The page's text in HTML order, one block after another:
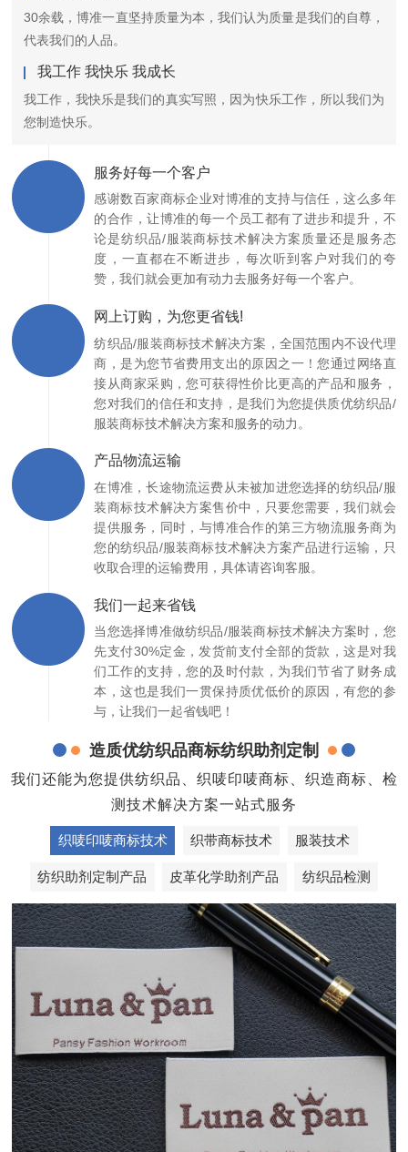
30余载，博准一直坚持质量为本，我们认为质量是我们的自尊，
代表我们的人品。
我工作 我快乐 我成长
我工作，我快乐是我们的真实写照，因为快乐工作，所以我们为
您制造快乐。
服务好每一个客户
感谢数百家商标企业对博准的支持与信任，这么多年
的合作，让博准的每一个员工都有了进步和提升，不
论是纺织品/服装商标技术解决方案质量还是服务态
度，一直都在不断进步，每次听到客户对我们的夸
赞，我们就会更加有动力去服务好每一个客户。
网上订购，为您更省钱!
纺织品/服装商标技术解决方案，全国范围内不设代理
商，是为您节省费用支出的原因之一！您通过网络直
接从商家采购，您可获得性价比更高的产品和服务，
您对我们的信任和支持，是我们为您提供质优纺织品/
服装商标技术解决方案和服务的动力。
产品物流运输
在博准，长途物流运费从未被加进您选择的纺织品/服
装商标技术解决方案售价中，只要您需要，我们就会
提供服务，同时，与博准合作的第三方物流服务商为
您的纺织品/服装商标技术解决方案产品进行运输，只
收取合理的运输费用，具体请咨询客服。
我们一起来省钱
当您选择博准做纺织品/服装商标技术解决方案时，您
先支付30%定金，发货前支付全部的货款，这是对我
们工作的支持，您的及时付款，为我们节省了财务成
本，这也是我们一贯保持质优低价的原因，有您的参
与，让我们一起省钱吧！
造质优纺织品商标纺织助剂定制
我们还能为您提供纺织品、织唛印唛商标、织造商标、检
测技术解决方案一站式服务
织唛印唛商标技术 织带商标技术 服装技术
纺织助剂定制产品 皮革化学助剂产品 纺织品检测